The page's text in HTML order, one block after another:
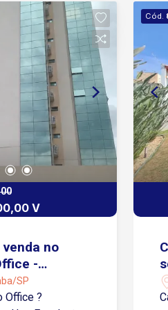
V
no
-
SP
Office ?
Cód.